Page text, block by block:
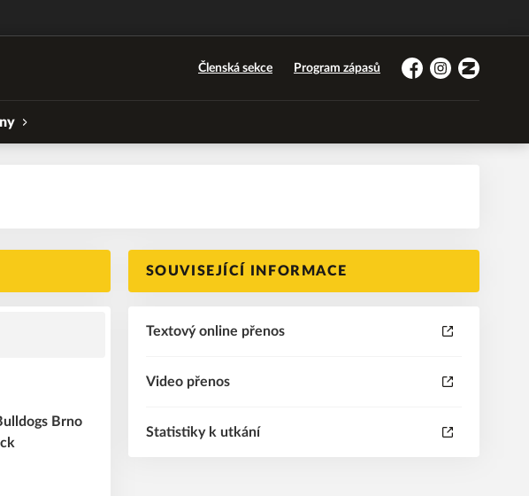
Členská sekce Program zápasů
FacebookInstagramZonerama
SOUVISEJÍCÍ INFORMACE
Textový online přenos
Video přenos
Statistiky k utkání